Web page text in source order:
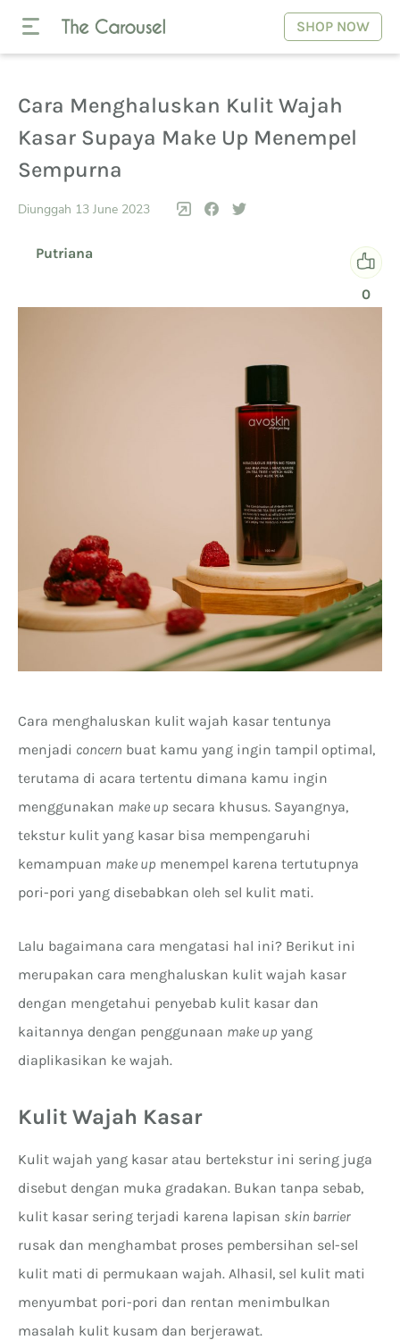
SHOP NOW
Cara Menghaluskan Kulit Wajah
Kasar Supaya Make Up Menempel
Sempurna
Diunggah 13 June 2023
Putriana
0
Cara menghaluskan kulit wajah kasar tentunya
menjadi concern buat kamu yang ingin tampil optimal,
terutama di acara tertentu dimana kamu ingin
menggunakan make up secara khusus. Sayangnya,
tekstur kulit yang kasar bisa mempengaruhi
kemampuan make up menempel karena tertutupnya
pori-pori yang disebabkan oleh sel kulit mati.
Lalu bagaimana cara mengatasi hal ini? Berikut ini
merupakan cara menghaluskan kulit wajah kasar
dengan mengetahui penyebab kulit kasar dan
kaitannya dengan penggunaan make up yang
diaplikasikan ke wajah.
Kulit Wajah Kasar
Kulit wajah yang kasar atau bertekstur ini sering juga
disebut dengan muka gradakan. Bukan tanpa sebab,
kulit kasar sering terjadi karena lapisan skin barrier
rusak dan menghambat proses pembersihan sel-sel
kulit mati di permukaan wajah. Alhasil, sel kulit mati
menyumbat pori-pori dan rentan menimbulkan
masalah kulit kusam dan berjerawat.